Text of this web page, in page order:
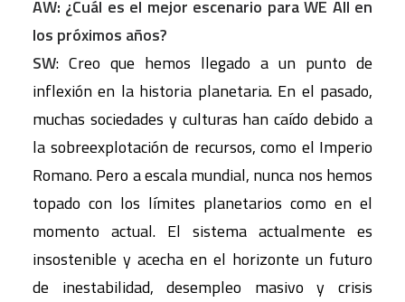
AW: ¿Cuál es el mejor escenario para WE All en
los próximos años?
SW: Creo que hemos llegado a un punto de
inflexión en la historia planetaria. En el pasado,
muchas sociedades y culturas han caído debido a
la sobreexplotación de recursos, como el Imperio
Romano. Pero a escala mundial, nunca nos hemos
topado con los límites planetarios como en el
momento actual. El sistema actualmente es
insostenible y acecha en el horizonte un futuro
de inestabilidad, desempleo masivo y crisis